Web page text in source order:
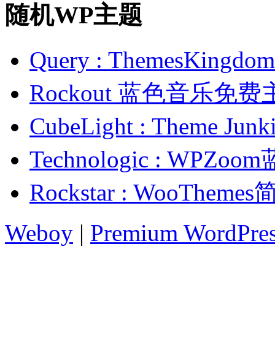
随机WP主题
Query :
Rockout 蓝色音乐免费
CubeLight : Theme
Technologic :
Rockstar : WooThemes
Weboy | Premium